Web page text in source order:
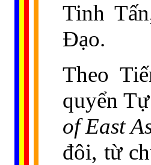
Tinh
Đạo.
Theo
quyển
of East
đôi, từ